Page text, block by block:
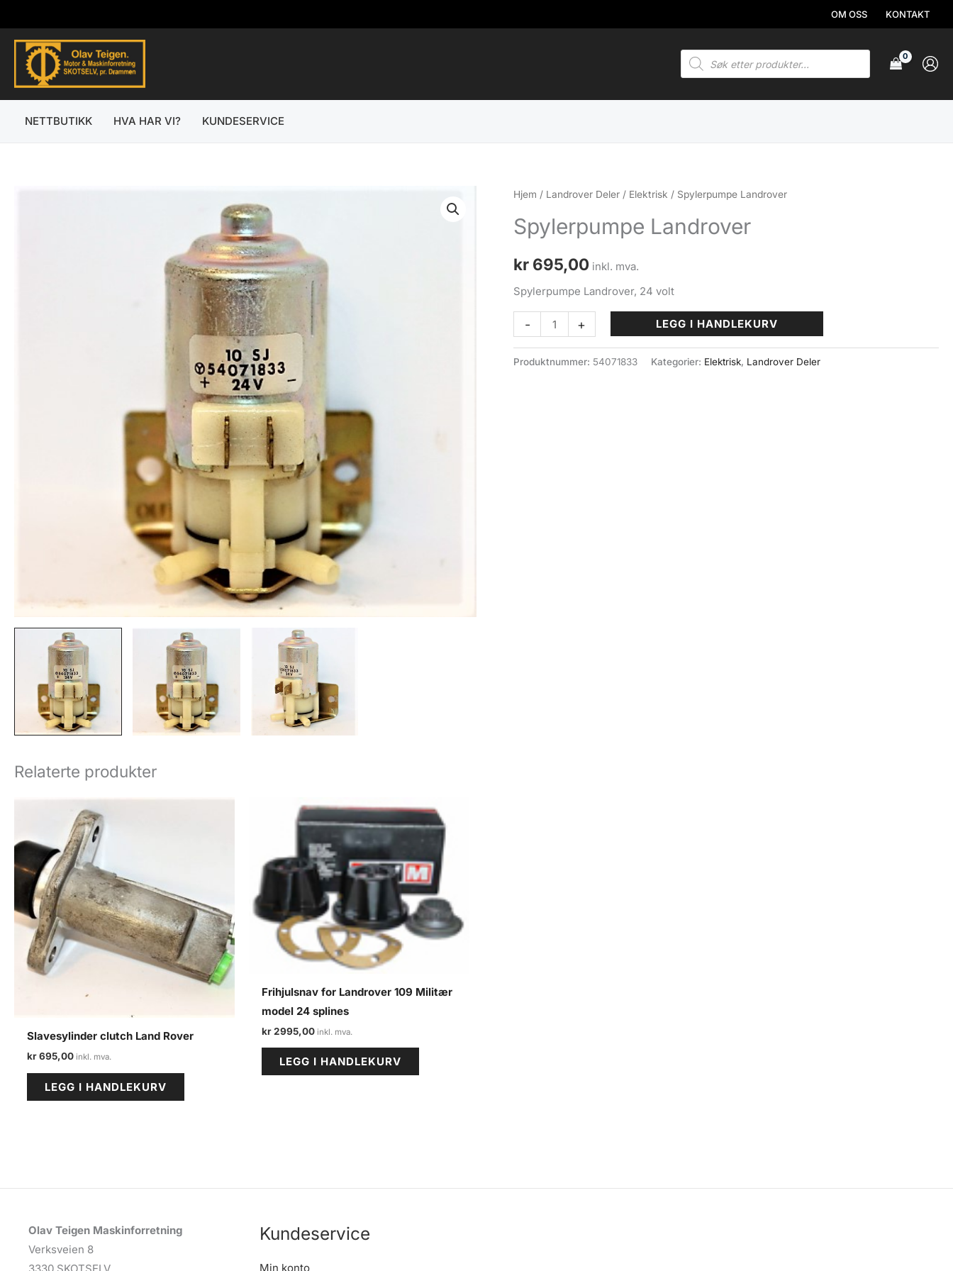
rett
innholdet
OM OSS KONTAKT
Products
search
NETTBUTIKK HVA HAR VI? KUNDESERVICE
Hjem / Landrover Deler / Elektrisk / Spylerpumpe Landrover
Spylerpumpe Landrover
kr 695,00 inkl. mva.
Spylerpumpe Landrover, 24 volt
-
Spylerpumpe
Landrover
antall
+ LEGG I HANDLEKURV
Produktnummer: 54071833 Kategorier: Elektrisk, Landrover Deler
Relaterte produkter
Slavesylinder clutch Land Rover
kr695,00
LEGG I HANDLEKURV
Frihjulsnav for Landrover 109 Militær
model 24 splines
kr2995,00
LEGG I HANDLEKURV
Olav Teigen Maskinforretning
Verksveien 8
Kundeservice
Min konto